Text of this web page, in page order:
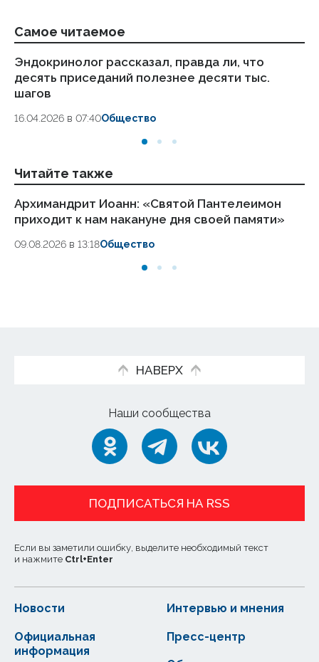
Самое читаемое
Эндокринолог рассказал, правда ли, что
десять приседаний полезнее десяти тыс.
шагов
16.04.2026 в 07:40Общество
Читайте также
Архимандрит Иоанн: «Святой Пантелеимон
приходит к нам накануне дня своей памяти»
09.08.2026 в 13:18Общество
НАВЕРХ
Наши сообщества
ПОДПИСАТЬСЯ НА RSS
Если вы заметили ошибку, выделите необходимый текст
и нажмите Ctrl+Enter
Новости
Официальная
информация
Интервью и мнения
Пресс-центр